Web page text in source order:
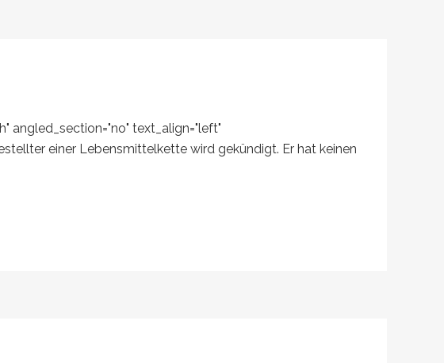
angled_section="no" text_align="left"
einer Lebensmittelkette wird gekündigt. Er hat keinen